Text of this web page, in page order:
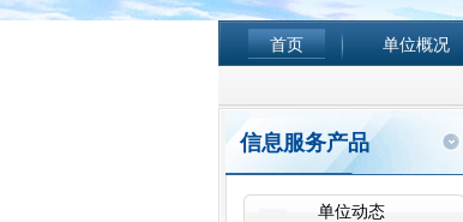
首页 单位概况
信息服务产品
单位动态